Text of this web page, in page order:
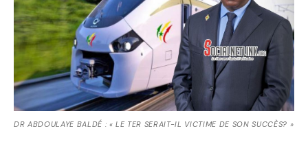
DR ABDOULAYE BALDÉ : « LE TER SERAIT-IL VICTIME DE SON SUCCÈS? »